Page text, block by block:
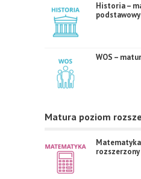
Historia –
podstawowy
WOS –
Matura poziom
rozszerzony